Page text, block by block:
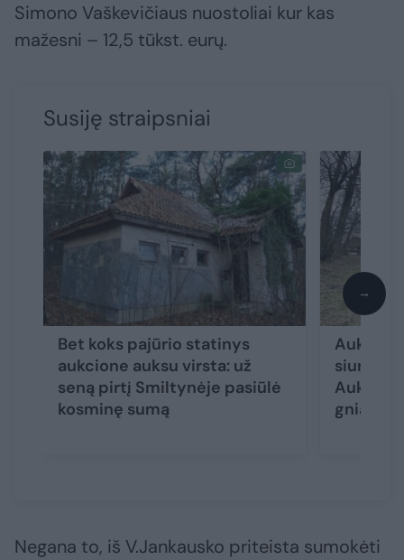
Simono Vaškevičiaus nuostoliai kur kas
mažesni – 12,5 tūkst. eurų.
Susiję straipsniai
Bet koks pajūrio statinys
aukcione auksu virsta: už
seną pirtį Smiltynėje pasiūlė
kosminę sumą
→
Negana to, iš V.Jankausko priteista sumokėti